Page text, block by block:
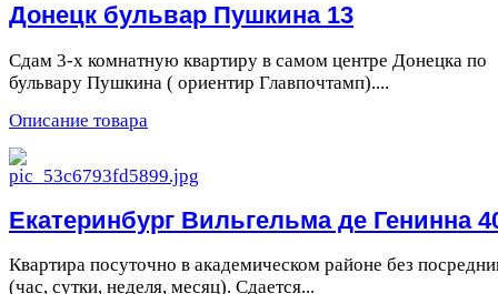
Донецк бульвар Пушкина 13
Сдам 3-х комнатную квартиру в самом центре Донецка по
бульвару Пушкина ( ориентир Главпочтамп)....
Описание товара
Екатеринбург Вильгельма де Генинна
Квартира посуточно в академическом районе без
(час, сутки, неделя, месяц). Сдается...